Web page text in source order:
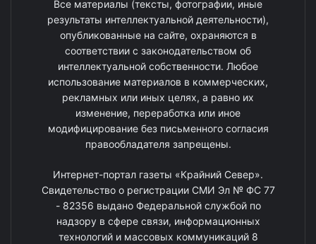
Все материалы (тексты, фотографии, иные
результаты интеллектуальной деятельности),
опубликованные на сайте, охраняются в
соответствии с законодательством об
интеллектуальной собственности. Любое
использование материалов в коммерческих,
рекламных или иных целях, а равно их
изменение, переработка или иное
модифицирование без письменного согласия
правообладателя запрещены.
Интернет-портал газеты «Крайний Север».
Свидетельство о регистрации СМИ Эл № ФС 77
- 82356 выдано Федеральной службой по
надзору в сфере связи, информационных
технологий и массовых коммуникаций 8